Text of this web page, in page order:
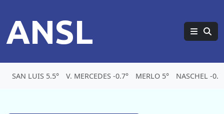
ANSL
SAN LUIS 5.5° V. MERCEDES -0.7° MERLO 5° NASCHEL -